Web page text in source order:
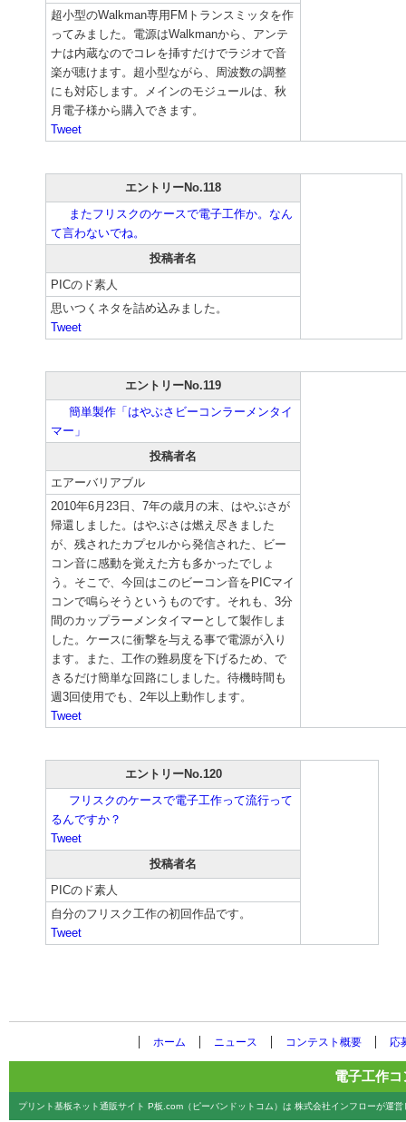
超小型のWalkman専用FMトランスミッタを作
ってみました。電源はWalkmanから、アンテ
ナは内蔵なのでコレを挿すだけでラジオで音
楽が聴けます。超小型ながら、周波数の調整
にも対応します。メインのモジュールは、秋
月電子様から購入できます。
Tweet
エントリーNo.118
またフリスクのケースで電子工作か。なん
て言わないでね。
投稿者名
PICのド素人
思いつくネタを詰め込みました。
Tweet
エントリーNo.119
簡単製作「はやぶさビーコンラーメンタイ
マー」
投稿者名
エアーバリアブル
2010年6月23日、7年の歳月の末、はやぶさが
帰還しました。はやぶさは燃え尽きました
が、残されたカプセルから発信された、ビー
コン音に感動を覚えた方も多かったでしょ
う。そこで、今回はこのビーコン音をPICマイ
コンで鳴らそうというものです。それも、3分
間のカップラーメンタイマーとして製作しま
した。ケースに衝撃を与える事で電源が入り
ます。また、工作の難易度を下げるため、で
きるだけ簡単な回路にしました。待機時間も
週3回使用でも、2年以上動作します。
Tweet
エントリーNo.120
フリスクのケースで電子工作って流行って
るんですか？
Tweet
投稿者名
PICのド素人
自分のフリスク工作の初回作品です。
Tweet
ホーム ニュース コンテスト概要 応
電子工作
プリント基板ネット通販サイト P板.com（ピーバンドットコム）は 株式会社インフローが運営